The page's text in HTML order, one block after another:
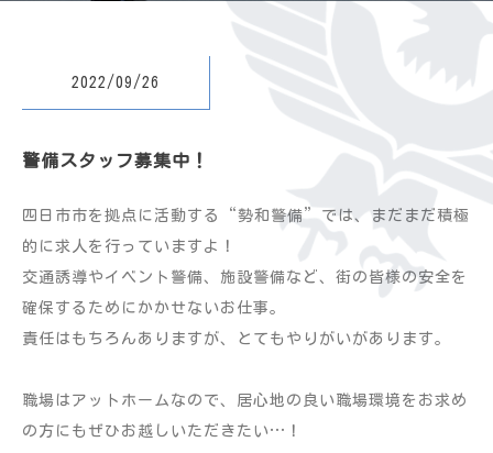
2022/09/26
警備スタッフ募集中！
四日市市を拠点に活動する“勢和警備”では、まだまだ積極
的に求人を行っていますよ！
交通誘導やイベント警備、施設警備など、街の皆様の安全を
確保するためにかかせないお仕事。
責任はもちろんありますが、とてもやりがいがあります。
職場はアットホームなので、居心地の良い職場環境をお求め
の方にもぜひお越しいただきたい…！